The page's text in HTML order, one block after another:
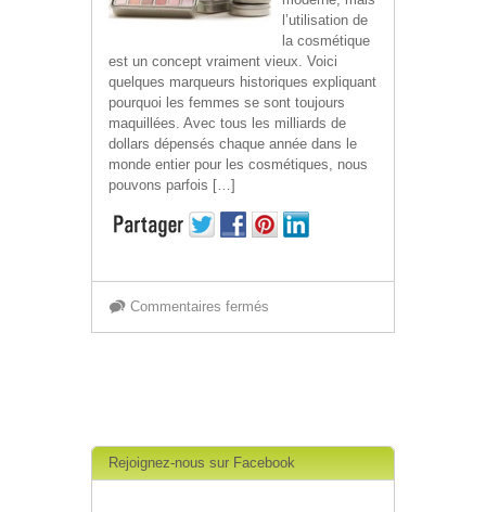
l’utilisation de
la cosmétique
est un concept vraiment vieux. Voici
quelques marqueurs historiques expliquant
pourquoi les femmes se sont toujours
maquillées. Avec tous les milliards de
dollars dépensés chaque année dans le
monde entier pour les cosmétiques, nous
pouvons parfois […]
Commentaires fermés
Cosmétiques
Rejoignez-nous sur Facebook